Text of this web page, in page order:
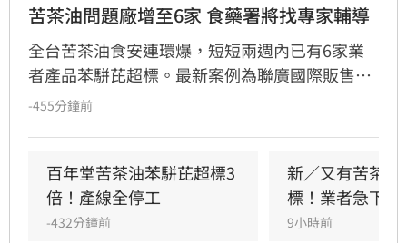
苦茶油問題廠增至6家 食藥署將找專家輔導
全台苦茶油食安連環爆，短短兩週內已有6家業
者產品苯駢芘超標。最新案例為聯廣國際販售的
「百年堂冷壓黃金苦茶油」，經檢出苯駢芘
說明，問題油品多為小型、前店後廠模式生產，
茶籽來源與製程溫度差異大。為提升食安品質，
食藥署將啟動輔導計畫。（記者：簡浩正）
-455分鐘前
百年堂苦茶油苯駢芘超標3
倍！產線全停工
-432分鐘前
新／又有苦茶
標！業者急下架
9小時前